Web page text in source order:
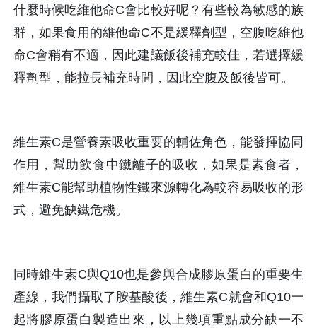
什麼時候吃維他命C會比較好呢？有些較為敏感的族
群，如果食用的維他命C不是緩釋劑型，空腹吃維他
命C會稍有不適，因此建議飯後補充較佳，若選擇緩
釋劑型，能拉長補充時間，因此空腹及飯後皆可。
維生素C是營養素吸收重要的輔佐角色，能發揮協同
作用，幫助飲食中鐵離子的吸收，如果是素食者，
維生素C能幫助植物性鐵來源轉化為較容易吸收的形
式，避免缺鐵危機。
同時維生素C與Q10也是參與合成膠原蛋白的重要生
產線，我們攝取了胺基酸後，維生素C就會和Q10一
起將膠原蛋白製造出來，以上幾項重點成分缺一不